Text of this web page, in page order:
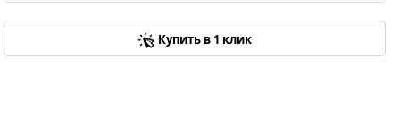
Купить в 1 клик